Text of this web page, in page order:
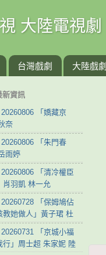
大陸電視劇
台灣戲劇 大陸戲劇
新資訊
「嬌藏京
奈
「朱門春
雨婷
「清冷權臣
肖羽凱 林一允
「保姆鳩佔
教她做人」黃子珺 杜
「京城小福
行」周士超 朱家妮 陸